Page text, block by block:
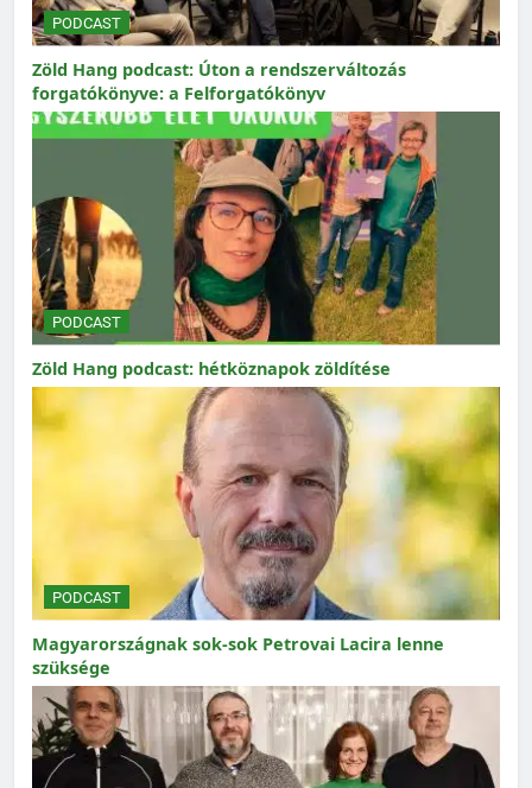
PODCAST
Zöld Hang podcast: Úton a rendszerváltozás
forgatókönyve: a Felforgatókönyv
PODCAST
Zöld Hang podcast: hétköznapok zöldítése
PODCAST
Magyarországnak sok-sok Petrovai Lacira lenne
szüksége